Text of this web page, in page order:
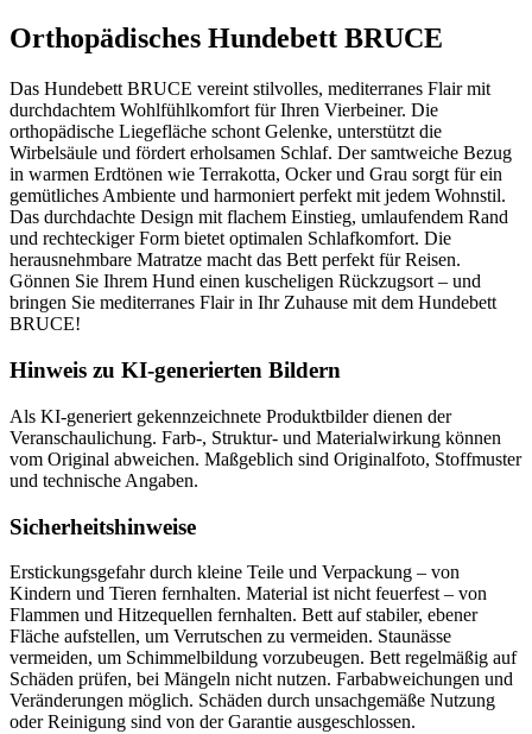
Orthopädisches Hundebett BRUCE
Das Hundebett BRUCE vereint stilvolles, mediterranes Flair mit
durchdachtem Wohlfühlkomfort für Ihren Vierbeiner. Die
orthopädische Liegefläche schont Gelenke, unterstützt die
Wirbelsäule und fördert erholsamen Schlaf. Der samtweiche Bezug
in warmen Erdtönen wie Terrakotta, Ocker und Grau sorgt für ein
gemütliches Ambiente und harmoniert perfekt mit jedem Wohnstil.
Das durchdachte Design mit flachem Einstieg, umlaufendem Rand
und rechteckiger Form bietet optimalen Schlafkomfort. Die
herausnehmbare Matratze macht das Bett perfekt für Reisen.
Gönnen Sie Ihrem Hund einen kuscheligen Rückzugsort – und
bringen Sie mediterranes Flair in Ihr Zuhause mit dem Hundebett
BRUCE!
Hinweis zu KI-generierten Bildern
Als KI-generiert gekennzeichnete Produktbilder dienen der
Veranschaulichung. Farb-, Struktur- und Materialwirkung können
vom Original abweichen. Maßgeblich sind Originalfoto, Stoffmuster
und technische Angaben.
Sicherheitshinweise
Erstickungsgefahr durch kleine Teile und Verpackung – von
Kindern und Tieren fernhalten. Material ist nicht feuerfest – von
Flammen und Hitzequellen fernhalten. Bett auf stabiler, ebener
Fläche aufstellen, um Verrutschen zu vermeiden. Staunässe
vermeiden, um Schimmelbildung vorzubeugen. Bett regelmäßig auf
Schäden prüfen, bei Mängeln nicht nutzen. Farbabweichungen und
Veränderungen möglich. Schäden durch unsachgemäße Nutzung
oder Reinigung sind von der Garantie ausgeschlossen.